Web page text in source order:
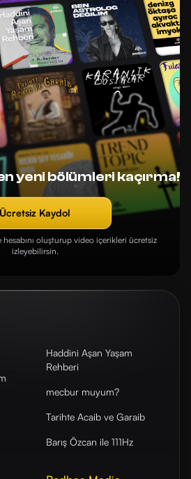
yeni bölümleri kaçırma!
Ücretsiz Kaydol
oluşturup video içerikleri ücretsiz
izleyebilirsin.
Haddini Aşan Yaşam
Rehberi
mecbur muyum?
Tarihte Acaib ve Garaib
Barış Özcan ile 111Hz